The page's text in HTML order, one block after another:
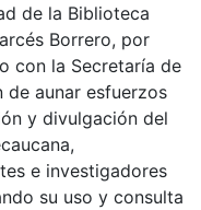
de la Biblioteca
Borrero, por
con la Secretaría de
aunar esfuerzos
y divulgación del
e investigadores
su uso y consulta